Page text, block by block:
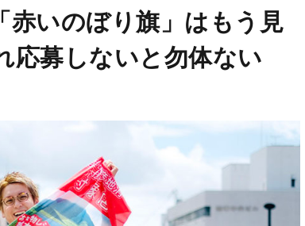
赤いのぼり旗」はもう見
応募しないと勿体ない